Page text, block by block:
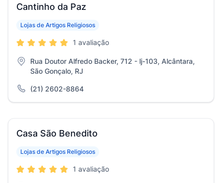
Cantinho da Paz
Lojas de Artigos Religiosos
1 avaliação
Rua Doutor Alfredo Backer, 712 - lj-103, Alcântara,
São Gonçalo, RJ
(21) 2602-8864
Casa São Benedito
Lojas de Artigos Religiosos
1 avaliação